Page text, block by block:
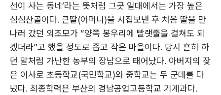
내 짝은 멀리 있지 않다
NASA 청소부의 자부심
66~79세가 한창때라고?
승진자에게 ‘새우그림’ 선물한 까닭
지나친 자신감은 위험하다
어린 나이에 국모가 된 정순왕후
너도 피고 나도 피고…
선이 사는 동네’라는 뜻처럼 그곳 일대에서는 가장 높은
심심산골이다. 큰딸(어머니)을 시집보낸 후 처음 딸을 만
나러 갔던 외조모가 “양쪽 봉우리에 빨랫줄을 걸쳐도 되
겠더라”고 했을 정도로 좁고 작은 마을이다. 당시 흔히 하
던 말처럼 가난한 농부의 장남으로 태어났다. 아버지의 잦
은 이사로 초등학교(국민학교)와 중학교는 두 군데를 다
녔다. 최종학력은 부산의 경남공업고등학교 기계과다.